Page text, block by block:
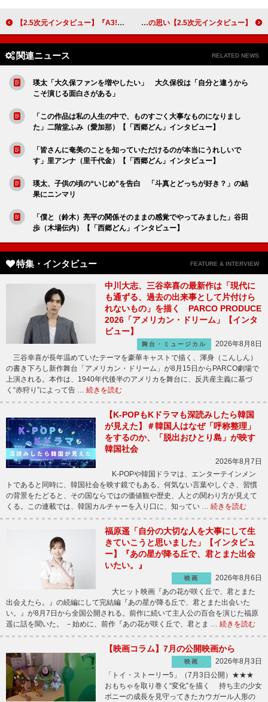
【2.5次元インタビュー】『A3!』陳内将＆本田礼生、大ヒットゲーム初の舞台化に「いい作品になる予感」 【2.5次元インタビュー】和田雅成、「僕たちがたどり着きたかった場所」を描いた舞台『刀剣乱舞』最新作への思い
関連ニュース RELATED NEWS
瑛太「大久保ファンを増やしたい」 大久保役は「自分と違うから
こそ演じる面白さがある」
「この作品は私の人生の中で、ものすごく大事なものになりまし
た」二階堂ふみ（愛加那）【「西郷どん」インタビュー】
「皆さんに奄美のことを知っていただけるのが本当にうれしいで
す」里アンナ（里千代金）【「西郷どん」インタビュー】
瑛太、子供の頃の“いじめ”を告白 「斗真とどっちが好き？」の結
果にニンマリ
「僕と（鈴木）亮平の関係そのままの感覚でやってみました」谷田
歩（木場伝内）【「西郷どん」インタビュー】
特集・インタビュー FEATURE & INTERVIEW
中川大志、三谷幸喜の最新作は「現代に
も通ずる、過去の出来事として片付けら
れないもの」を描く PARCO PRODUCE
2026「アメリカン・ドリーム」【インタ
ビュー】
舞台・ミュージカル
2026年8月8日
三谷幸喜が長年温めていたテーマを豪華キャストで描く、渾身（こんしん）
の書き下ろし新作舞台「アメリカン・ドリーム」が8月15日からPARCO劇場で
上演される。本作は、1940年代後半のアメリカを舞台に、反共産主義に基づ
く“赤狩り”によって告 … 続きを読む
【K-POPもKドラマも深読みしたら韓国
が見えた】＃韓国人はなぜ「呼称整理」
をするのか、「脱出おひとり島」が映す
韓国社会
2026年8月7日
K-POPや韓国ドラマは、エンターテインメン
トであると同時に、韓国社会を映す鏡でもある。何気ない言葉やしぐさ、習慣
の背景をたどると、その国ならではの価値観や歴史、人との関わり方が見えて
くる。この連載では、韓国カルチャーを入り口に、知ってい … 続きを読む
福原遥「自分の大切な人を大事にして生
きていこうと思いました」【インタビュ
ー】『あの星が降る丘で、君とまた出会
いたい。』
映画
2026年8月6日
大ヒット映画『あの花が咲く丘で、君とまた
出会えたら。』の続編にして完結編『あの星が降る丘で、君とまた出会いた
い。』が8月7日から全国公開される。前作に続いて主人公の百合を演じた福原
遥に話を聞いた。 －始めに、前作『あの花が咲く丘で、君とま … 続きを読む
【映画コラム】7月の公開映画から
映画
2026年8月3日
「トイ・ストーリー5」（7月3日公開）★★★
おもちゃを取り巻く“変化”を描く 持ち主の少女
ボニーの成長を見守ってきたカウガール人形の